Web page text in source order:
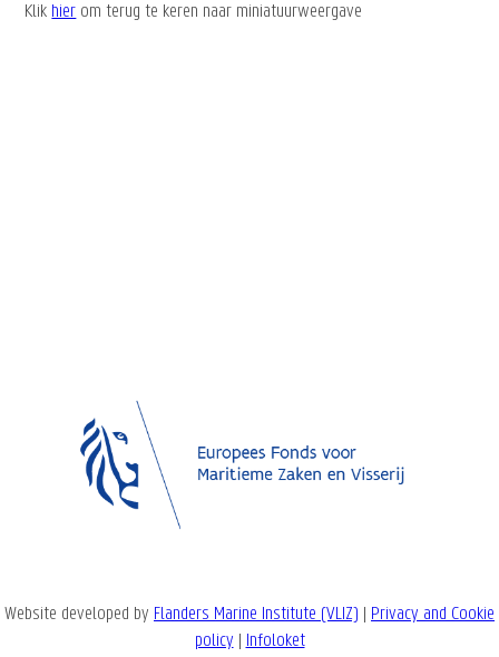
Klik hier om terug te keren naar miniatuurweergave
Website developed by Flanders Marine Institute (VLIZ) | Privacy and Cookie
policy | Infoloket